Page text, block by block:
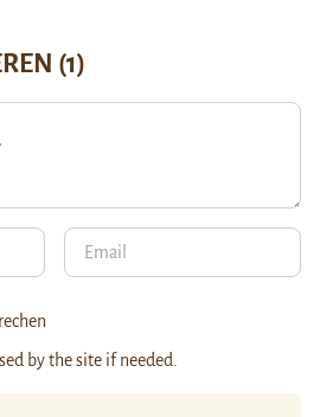
(1)
by the site if needed.